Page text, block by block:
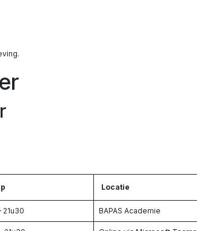
Locatie
21u30 BAPAS Academie